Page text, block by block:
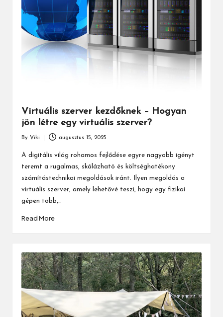
Virtuális szerver kezdőknek – Hogyan
jön létre egy virtuális szerver?
by
By Viki augusztus 15, 2025
A digitális világ rohamos fejlődése egyre nagyobb igényt
teremt a rugalmas, skálázható és költséghatékony
számítástechnikai megoldások iránt. Ilyen megoldás a
virtuális szerver, amely lehetővé teszi, hogy egy fizikai
gépen több,…
Read More